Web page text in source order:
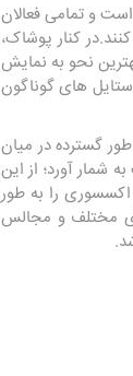
و تمامی فعالان
کنار پوشاک،
نحو به نمایش
های گوناگون
گسترده در میان
شمار آورد؛ از این
را به طور
مختلف و مجالس